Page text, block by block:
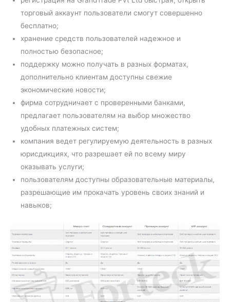
торговый аккаунт пользователи смогут совершенно
бесплатно;
хранение средств пользователей надежное и
полностью безопасное;
поддержку можно получать в разных форматах,
дополнительно клиентам доступны свежие
экономические новости;
фирма сотрудничает с проверенными банками,
предлагает пользователям на выбор множество
удобных платежных систем;
компания ведет регулируемую деятельность в разных
юрисдикциях, что разрешает ей по всему миру
оказывать услуги;
пользователям доступны образовательные материалы,
разрешающие им прокачать уровень своих знаний и
навыков;